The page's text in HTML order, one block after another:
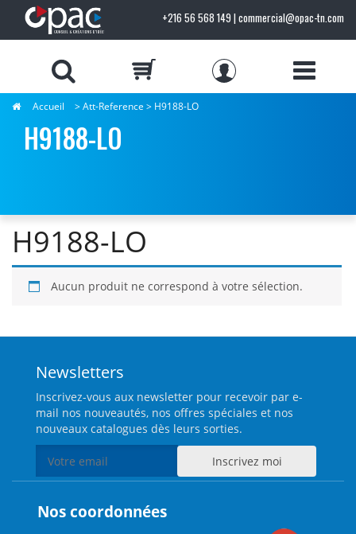
+216 56 568 149 | commercial@opac-tn.com
Accueil > Att-Reference > H9188-LO
H9188-LO
H9188-LO
Aucun produit ne correspond à votre sélection.
Newsletters
Inscrivez-vous aux newsletter pour recevoir par e-
mail nos nouveautés, nos offres spéciales et nos
nouveaux catalogues dès leurs sorties.
Nos coordonnées